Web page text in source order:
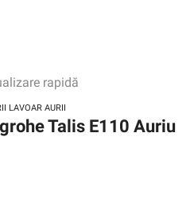
rapidă
LAVOAR AURII
Talis E110 Auriu